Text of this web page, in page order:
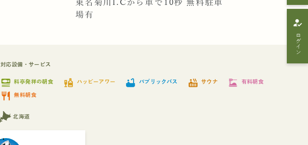
how_to_reg
ログイン
東名菊川I.Cから車で10秒 無料駐車
場有
対応設備・サービス
set_meal 料亭発祥の朝食 liquor ハッピーアワー bathtub パブリックバス hot_tub サウナ dinner_dining 有料朝食
restaurant 無料朝食
北海道